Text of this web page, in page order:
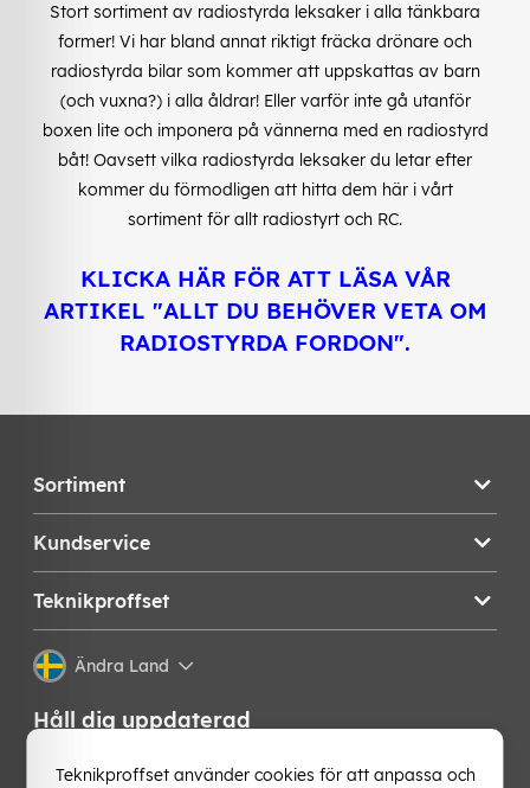
Stort sortiment av radiostyrda leksaker i alla tänkbara
former! Vi har bland annat riktigt fräcka drönare och
radiostyrda bilar som kommer att uppskattas av barn
(och vuxna?) i alla åldrar! Eller varför inte gå utanför
boxen lite och imponera på vännerna med en radiostyrd
båt! Oavsett vilka radiostyrda leksaker du letar efter
kommer du förmodligen att hitta dem här i vårt
sortiment för allt radiostyrt och RC.
KLICKA HÄR FÖR ATT LÄSA VÅR
ARTIKEL "ALLT DU BEHÖVER VETA OM
RADIOSTYRDA FORDON".
Sortiment
Kundservice
Teknikproffset
Ändra Land
Håll dig uppdaterad
Få de senaste nyheterna, hetaste erbjudandena och
Teknikproffset använder cookies för att anpassa och